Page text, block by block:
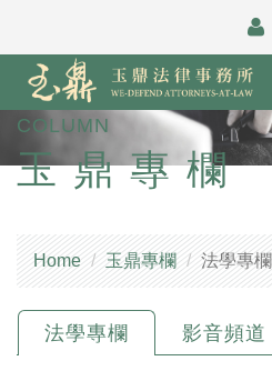
COLUMN
玉鼎專欄
Home 玉鼎專欄 法學專欄
法學專欄 影音頻道